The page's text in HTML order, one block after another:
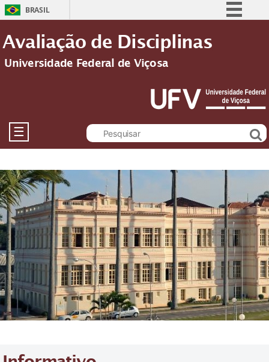
BRASIL
Comunica BR
Acesso à informação
Legislação
Canais
Avaliação de Disciplinas
Universidade Federal de Viçosa
☰